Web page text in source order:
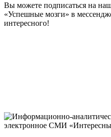
Вы можете подписаться на
«Успешные мозги» в
интересного!